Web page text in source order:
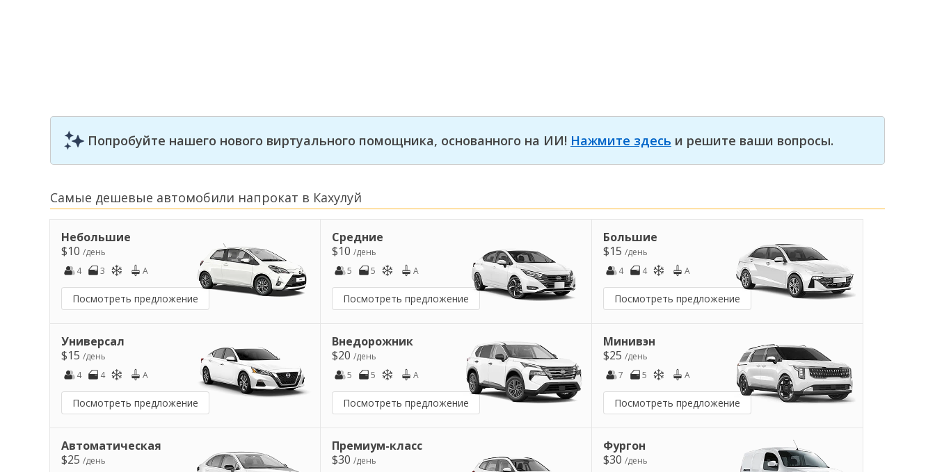
Попробуйте нашего нового виртуального помощника, основанного на ИИ! Нажмите здесь и решите ваши вопросы.
Самые дешевые автомобили напрокат в Кахулуй
Небольшие
$10 /день
4
3 A
Посмотреть предложение
Средние
$10/день
5
5 A
Посмотреть предложение
Большие
$15 /день
4
4 A
Посмотреть предложение
Универсал
$15 /день
4
4 A
Посмотреть предложение
Внедорожник
$20/день
5
5 A
Посмотреть предложение
Минивэн
$25 /день
7
5 A
Посмотреть предложение
Автоматическая
$25 /день
Премиум-класс
$30/день
Фургон
$30 /день